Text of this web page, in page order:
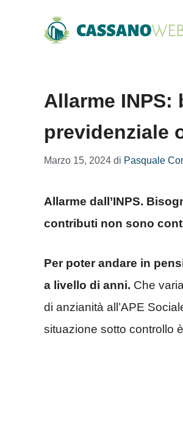
Allarme
previdenziale
Marzo 15, 2024 di Pasquale
Allarme dall’INPS.
contributi non sono
Per poter andare in
a livello di anni. Che
di anzianità all’APE
situazione sotto controllo